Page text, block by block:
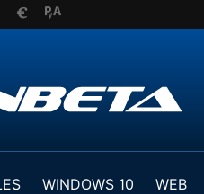
WINDOWS 10 WEB